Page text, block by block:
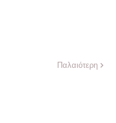
Παλαιότερη